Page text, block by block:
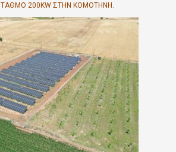
200KW ΣΤΗΝ ΚΟΜΟΤΗΝΉ.